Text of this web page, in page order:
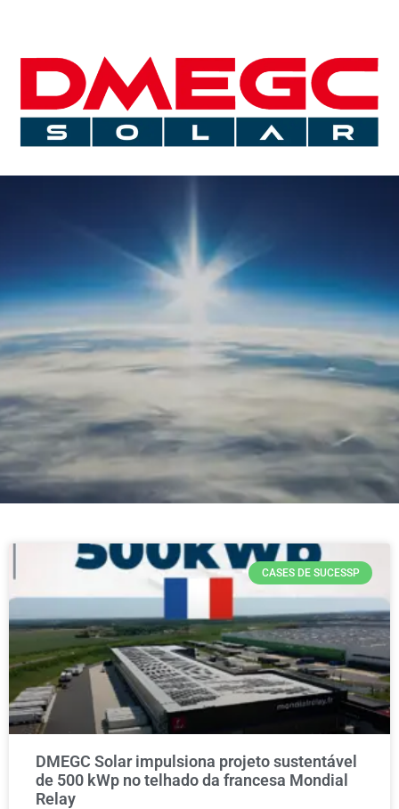
Notícias
CASES DE SUCESSP
DMEGC Solar impulsiona projeto sustentável
de 500 kWp no telhado da francesa Mondial
Relay